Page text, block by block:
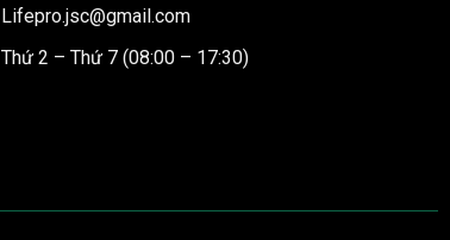
Lifepro.jsc@gmail.com
Thứ 2 – Thứ 7 (08:00 – 17:30)